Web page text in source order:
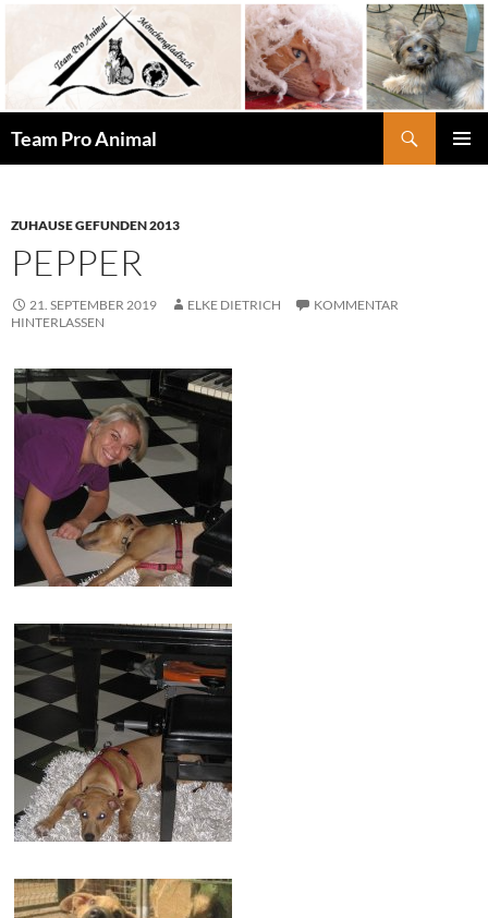
springen
Team Pro Animal
ZUHAUSE GEFUNDEN 2013
PEPPER
21. SEPTEMBER 2019 ELKE DIETRICH
KOMMENTAR
HINTERLASSEN